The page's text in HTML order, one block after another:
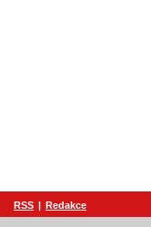
RSS | Redakce